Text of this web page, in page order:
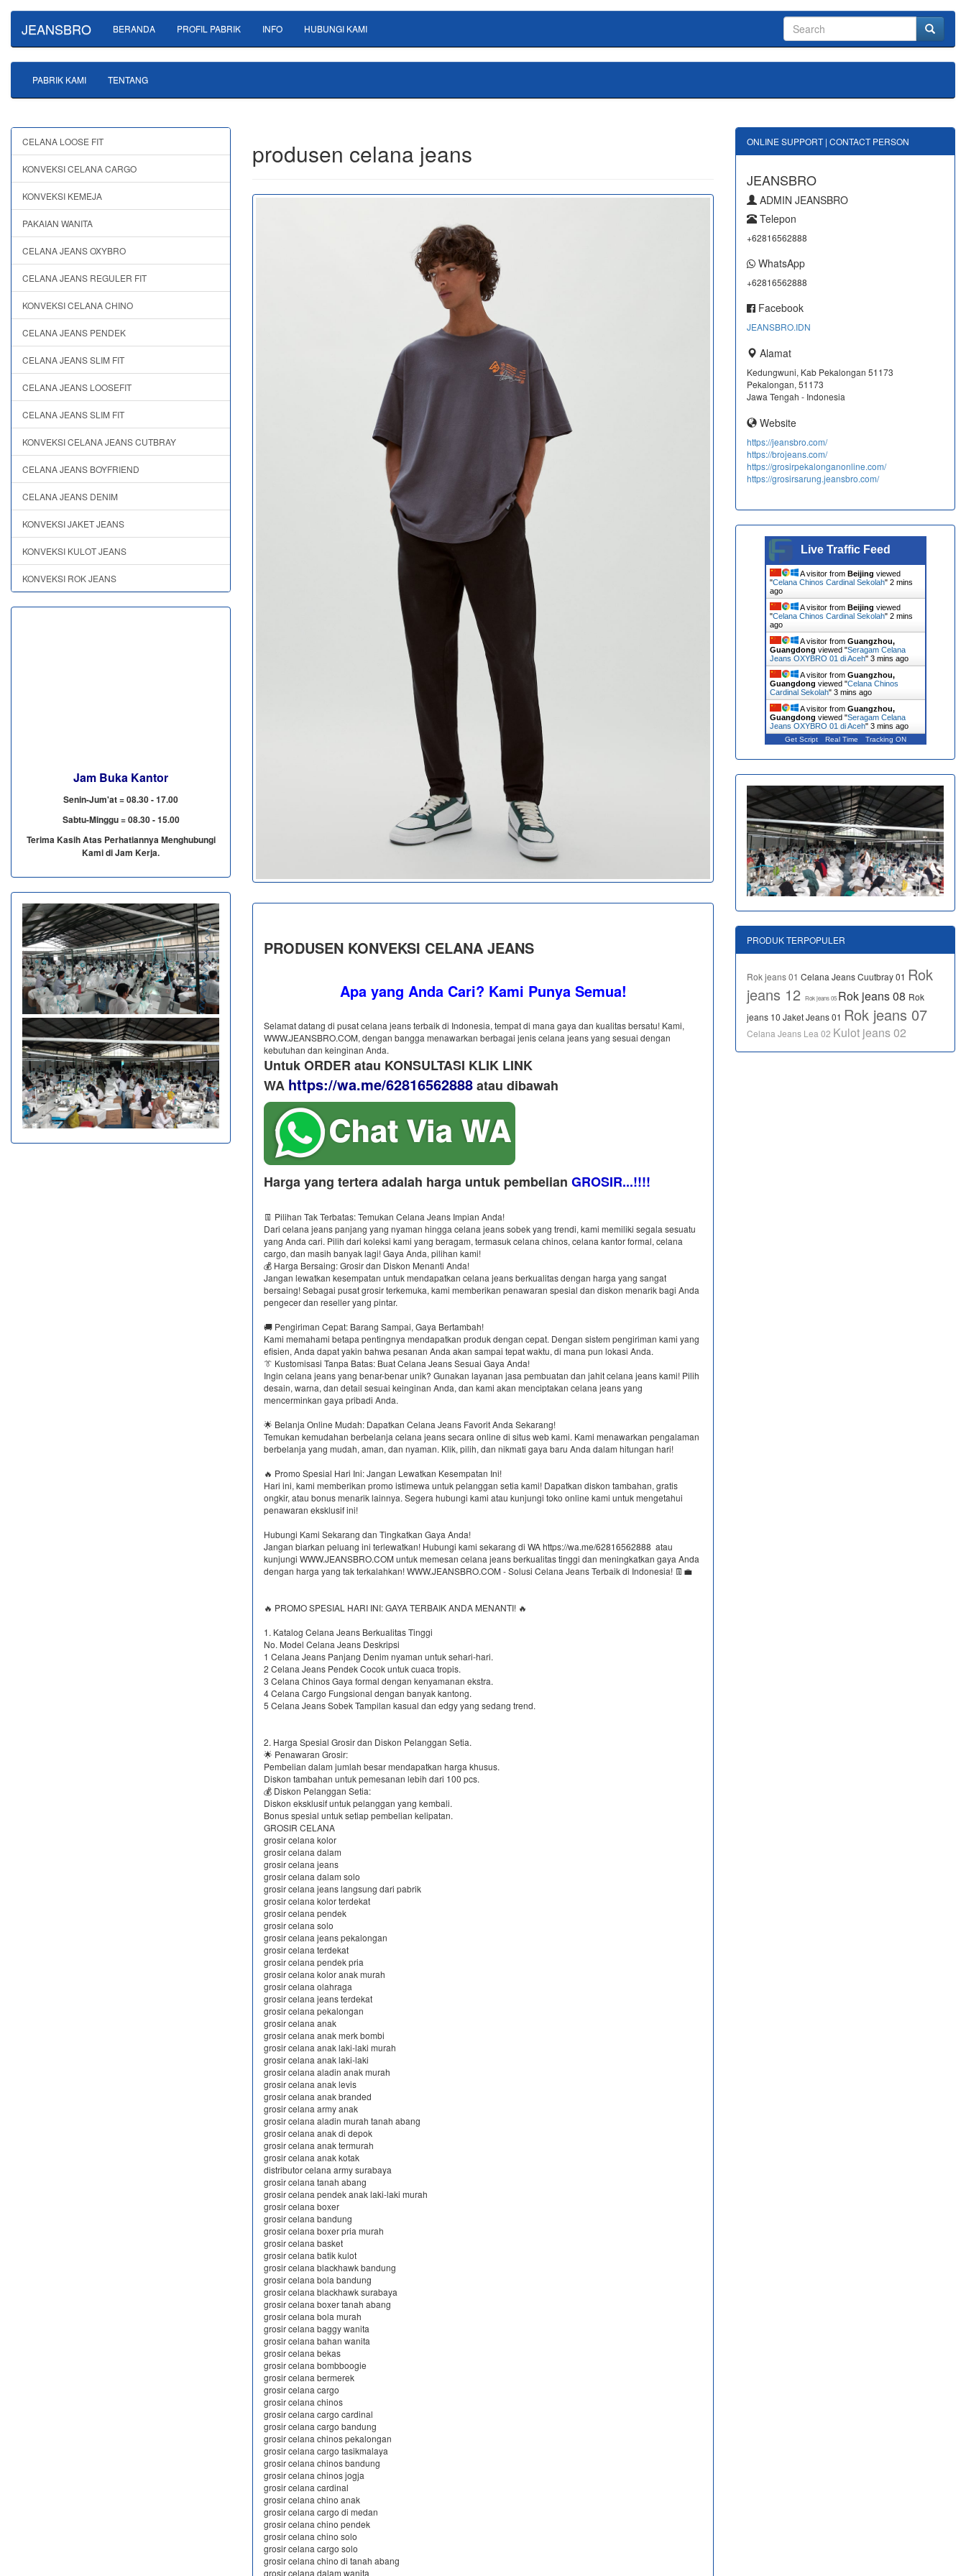
JEANSBRO BERANDA PROFIL PABRIK INFO HUBUNGI KAMI
PABRIK KAMI TENTANG
produsen celana jeans
PRODUSEN KONVEKSI CELANA JEANS
Apa yang Anda Cari? Kami Punya Semua!
Selamat datang di pusat celana jeans terbaik di Indonesia, tempat di mana gaya dan kualitas bersatu! Kami,
WWW.JEANSBRO.COM, dengan bangga menawarkan berbagai jenis celana jeans yang sesuai dengan
kebutuhan dan keinginan Anda.
Untuk ORDER atau KONSULTASI KLIK LINK
WA https://wa.me/62816562888​ atau dibawah
Harga yang tertera adalah harga untuk pembelian GROSIR...!!!!
👖 Pilihan Tak Terbatas: Temukan Celana Jeans Impian Anda!
Dari celana jeans panjang yang nyaman hingga celana jeans sobek yang trendi, kami memiliki segala sesuatu
yang Anda cari. Pilih dari koleksi kami yang beragam, termasuk celana chinos, celana kantor formal, celana
cargo, dan masih banyak lagi! Gaya Anda, pilihan kami!
💰 Harga Bersaing: Grosir dan Diskon Menanti Anda!
Jangan lewatkan kesempatan untuk mendapatkan celana jeans berkualitas dengan harga yang sangat
bersaing! Sebagai pusat grosir terkemuka, kami memberikan penawaran spesial dan diskon menarik bagi Anda
pengecer dan reseller yang pintar.
🚚 Pengiriman Cepat: Barang Sampai, Gaya Bertambah!
Kami memahami betapa pentingnya mendapatkan produk dengan cepat. Dengan sistem pengiriman kami yang
efisien, Anda dapat yakin bahwa pesanan Anda akan sampai tepat waktu, di mana pun lokasi Anda.
👔 Kustomisasi Tanpa Batas: Buat Celana Jeans Sesuai Gaya Anda!
Ingin celana jeans yang benar-benar unik? Gunakan layanan jasa pembuatan dan jahit celana jeans kami! Pilih
desain, warna, dan detail sesuai keinginan Anda, dan kami akan menciptakan celana jeans yang
mencerminkan gaya pribadi Anda.
🌟 Belanja Online Mudah: Dapatkan Celana Jeans Favorit Anda Sekarang!
Temukan kemudahan berbelanja celana jeans secara online di situs web kami. Kami menawarkan pengalaman
berbelanja yang mudah, aman, dan nyaman. Klik, pilih, dan nikmati gaya baru Anda dalam hitungan hari!
🔥 Promo Spesial Hari Ini: Jangan Lewatkan Kesempatan Ini!
Hari ini, kami memberikan promo istimewa untuk pelanggan setia kami! Dapatkan diskon tambahan, gratis
ongkir, atau bonus menarik lainnya. Segera hubungi kami atau kunjungi toko online kami untuk mengetahui
penawaran eksklusif ini!
Hubungi Kami Sekarang dan Tingkatkan Gaya Anda!
Jangan biarkan peluang ini terlewatkan! Hubungi kami sekarang di WA https://wa.me/62816562888​ atau
kunjungi WWW.JEANSBRO.COM untuk memesan celana jeans berkualitas tinggi dan meningkatkan gaya Anda
dengan harga yang tak terkalahkan! WWW.JEANSBRO.COM - Solusi Celana Jeans Terbaik di Indonesia! 👖💼
🔥 PROMO SPESIAL HARI INI: GAYA TERBAIK ANDA MENANTI! 🔥
1. Katalog Celana Jeans Berkualitas Tinggi
No. Model Celana Jeans Deskripsi
1 Celana Jeans Panjang Denim nyaman untuk sehari-hari.
2 Celana Jeans Pendek Cocok untuk cuaca tropis.
3 Celana Chinos Gaya formal dengan kenyamanan ekstra.
4 Celana Cargo Fungsional dengan banyak kantong.
5 Celana Jeans Sobek Tampilan kasual dan edgy yang sedang trend.
2. Harga Spesial Grosir dan Diskon Pelanggan Setia.
🌟 Penawaran Grosir:
Pembelian dalam jumlah besar mendapatkan harga khusus.
Diskon tambahan untuk pemesanan lebih dari 100 pcs.
💰 Diskon Pelanggan Setia:
Diskon eksklusif untuk pelanggan yang kembali.
Bonus spesial untuk setiap pembelian kelipatan.
GROSIR CELANA
grosir celana kolor
grosir celana dalam
grosir celana jeans
grosir celana dalam solo
grosir celana jeans langsung dari pabrik
grosir celana kolor terdekat
grosir celana pendek
grosir celana solo
grosir celana jeans pekalongan
grosir celana terdekat
grosir celana pendek pria
grosir celana kolor anak murah
grosir celana olahraga
grosir celana jeans terdekat
grosir celana pekalongan
grosir celana anak
grosir celana anak merk bombi
grosir celana anak laki-laki murah
grosir celana anak laki-laki
grosir celana aladin anak murah
grosir celana anak levis
grosir celana anak branded
grosir celana army anak
grosir celana aladin murah tanah abang
grosir celana anak di depok
grosir celana anak termurah
grosir celana anak kotak
distributor celana army surabaya
grosir celana tanah abang
grosir celana pendek anak laki-laki murah
grosir celana boxer
grosir celana bandung
grosir celana boxer pria murah
grosir celana basket
grosir celana batik kulot
grosir celana blackhawk bandung
grosir celana bola bandung
grosir celana blackhawk surabaya
grosir celana boxer tanah abang
grosir celana bola murah
grosir celana baggy wanita
grosir celana bahan wanita
grosir celana bekas
grosir celana bombboogie
grosir celana bermerek
grosir celana cargo
grosir celana chinos
grosir celana cargo cardinal
grosir celana cargo bandung
grosir celana chinos pekalongan
grosir celana cargo tasikmalaya
grosir celana chinos bandung
grosir celana chinos jogja
grosir celana cardinal
grosir celana chino anak
grosir celana cargo di medan
grosir celana chino pendek
grosir celana chino solo
grosir celana cargo solo
grosir celana chino di tanah abang
grosir celana dalam wanita
CELANA LOOSE FIT
KONVEKSI CELANA CARGO
KONVEKSI KEMEJA
PAKAIAN WANITA
CELANA JEANS OXYBRO
CELANA JEANS REGULER FIT
KONVEKSI CELANA CHINO
CELANA JEANS PENDEK
CELANA JEANS SLIM FIT
CELANA JEANS LOOSEFIT
CELANA JEANS SLIM FIT
KONVEKSI CELANA JEANS CUTBRAY
CELANA JEANS BOYFRIEND
CELANA JEANS DENIM
KONVEKSI JAKET JEANS
KONVEKSI KULOT JEANS
KONVEKSI ROK JEANS
Jam Buka Kantor
Senin-Jum'at = 08.30 - 17.00
Sabtu-Minggu = 08.30 - 15.00
Terima Kasih Atas Perhatiannya Menghubungi
Kami di Jam Kerja.
ONLINE SUPPORT | CONTACT PERSON
JEANSBRO
ADMIN JEANSBRO
Telepon
+62816562888
WhatsApp
+62816562888
Facebook
JEANSBRO.IDN
Alamat
Kedungwuni, Kab Pekalongan 51173
Pekalongan, 51173
Jawa Tengah - Indonesia
Website
https://jeansbro.com/
https://brojeans.com/
https://grosirpekalonganonline.com/
https://grosirsarung.jeansbro.com/
Live Traffic Feed
A visitor from Beijing viewed
"Celana Chinos Cardinal Sekolah" 2 mins
ago
A visitor from Beijing viewed
"Celana Chinos Cardinal Sekolah" 3 mins
ago
A visitor from Guangzhou,
Guangdong viewed "Seragam Celana
Jeans OXYBRO 01 di Aceh" 3 mins ago
A visitor from Guangzhou,
Guangdong viewed "Celana Chinos
Cardinal Sekolah" 3 mins ago
A visitor from Guangzhou,
Guangdong viewed "Seragam Celana
Jeans OXYBRO 01 di Aceh" 3 mins ago
Get Script Real Time Tracking ON
PRODUK TERPOPULER
Rok jeans 01 Celana Jeans Cuutbray 01 Rok
jeans 12 Rok jeans 05 Rok jeans 08 Rok
jeans 10 Jaket Jeans 01 Rok jeans 07
Celana Jeans Lea 02 Kulot jeans 02